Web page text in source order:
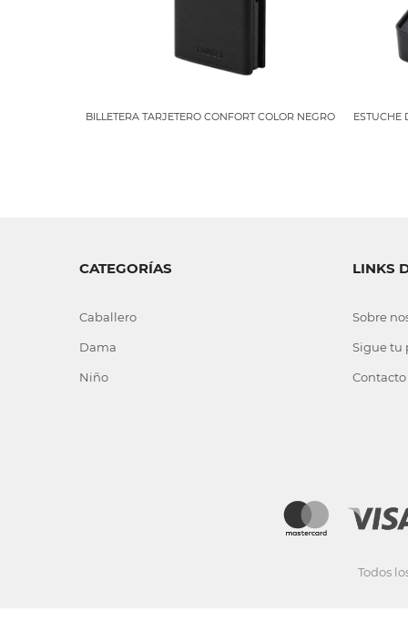
BILLETERA TARJETERO CONFORT COLOR NEGRO ESTUCHE
CATEGORÍAS
Caballero
Dama
Niño
LINKS
Sobre
Sigue tu
Contacto
Todos